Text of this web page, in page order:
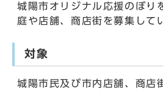
城陽市オリジナル応援のぼり
庭や店舗、商店街を募集して
対象
城陽市民及び市内店舗、商店